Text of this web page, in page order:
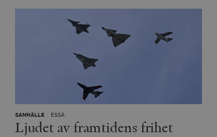
SAMHÄLLE ESSÄ
Ljudet av framtidens frihet